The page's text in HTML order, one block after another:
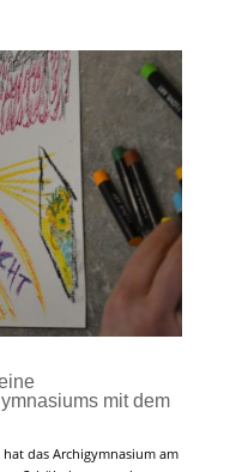
mit dem
das Archigymnasium am